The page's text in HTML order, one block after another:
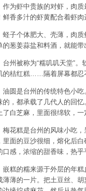
虾中贵族的对虾，肉质
鲜香多汁的虾黄配合着虾
个体肥大、壳薄，肉质
的葱姜蒜盐和料酒，就能
被称为“糯叽叽天堂”。
的桔红糕……隔着屏幕都忍
是台州的传统特色小吃
的，都承载了几代人的回
了白芝麻，里面很绵软，
糕是台州的风味小吃，
里面的豆沙很细，熔化后
口感，浓缩的甜香味，热
的糯来源于外层的年糕
薄薄的一片。把土豆丝、